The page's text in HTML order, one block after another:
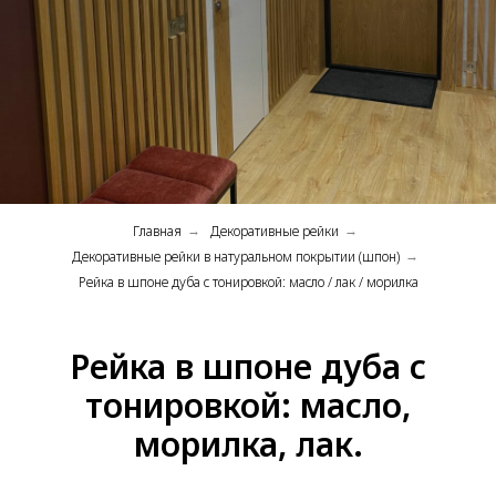
Главная → Декоративные рейки →
Декоративные рейки в натуральном покрытии (шпон) →
Рейка в шпоне дуба с тонировкой: масло / лак / морилка
Рейка в шпоне дуба с
тонировкой: масло,
морилка, лак.